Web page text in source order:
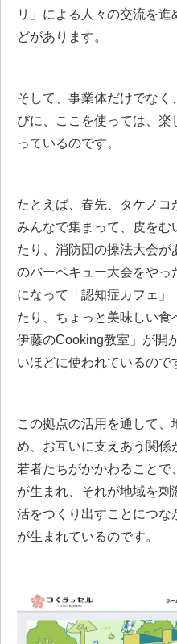
リ」による人々の交流を
どがあります。
そして、事業体だけでなく
びに、ここを使っては、
っているのです。
たとえば、春先、タケノコ
みんなで集まって、皮をむ
たり、消防団の操法大会
のバーベキュー大会をや
になって「認知症カフェ
たり、ちょっと美味しい食
伊藤のCooking教室」が開
いほどに使われているので
この拠点の活用を通して
め、お互いに支えあう関
若者たちがかかわること
が生まれ、それが地域を
活をつくり出すことにつ
が生まれているのです。